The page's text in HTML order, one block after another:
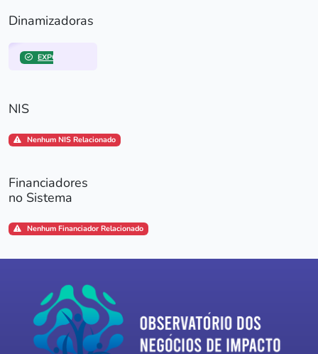
Dinamizadoras
EXPO FAVELA INNOVATION
NIS
Nenhum NIS Relacionado
Financiadores
no Sistema
Nenhum Financiador Relacionado